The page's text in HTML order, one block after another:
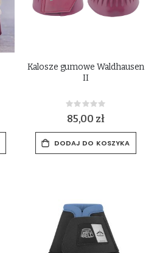
Kalosze gumowe Waldhausen
II
Rating:
0%
85,00 zł
DODAJ DO KOSZYKA